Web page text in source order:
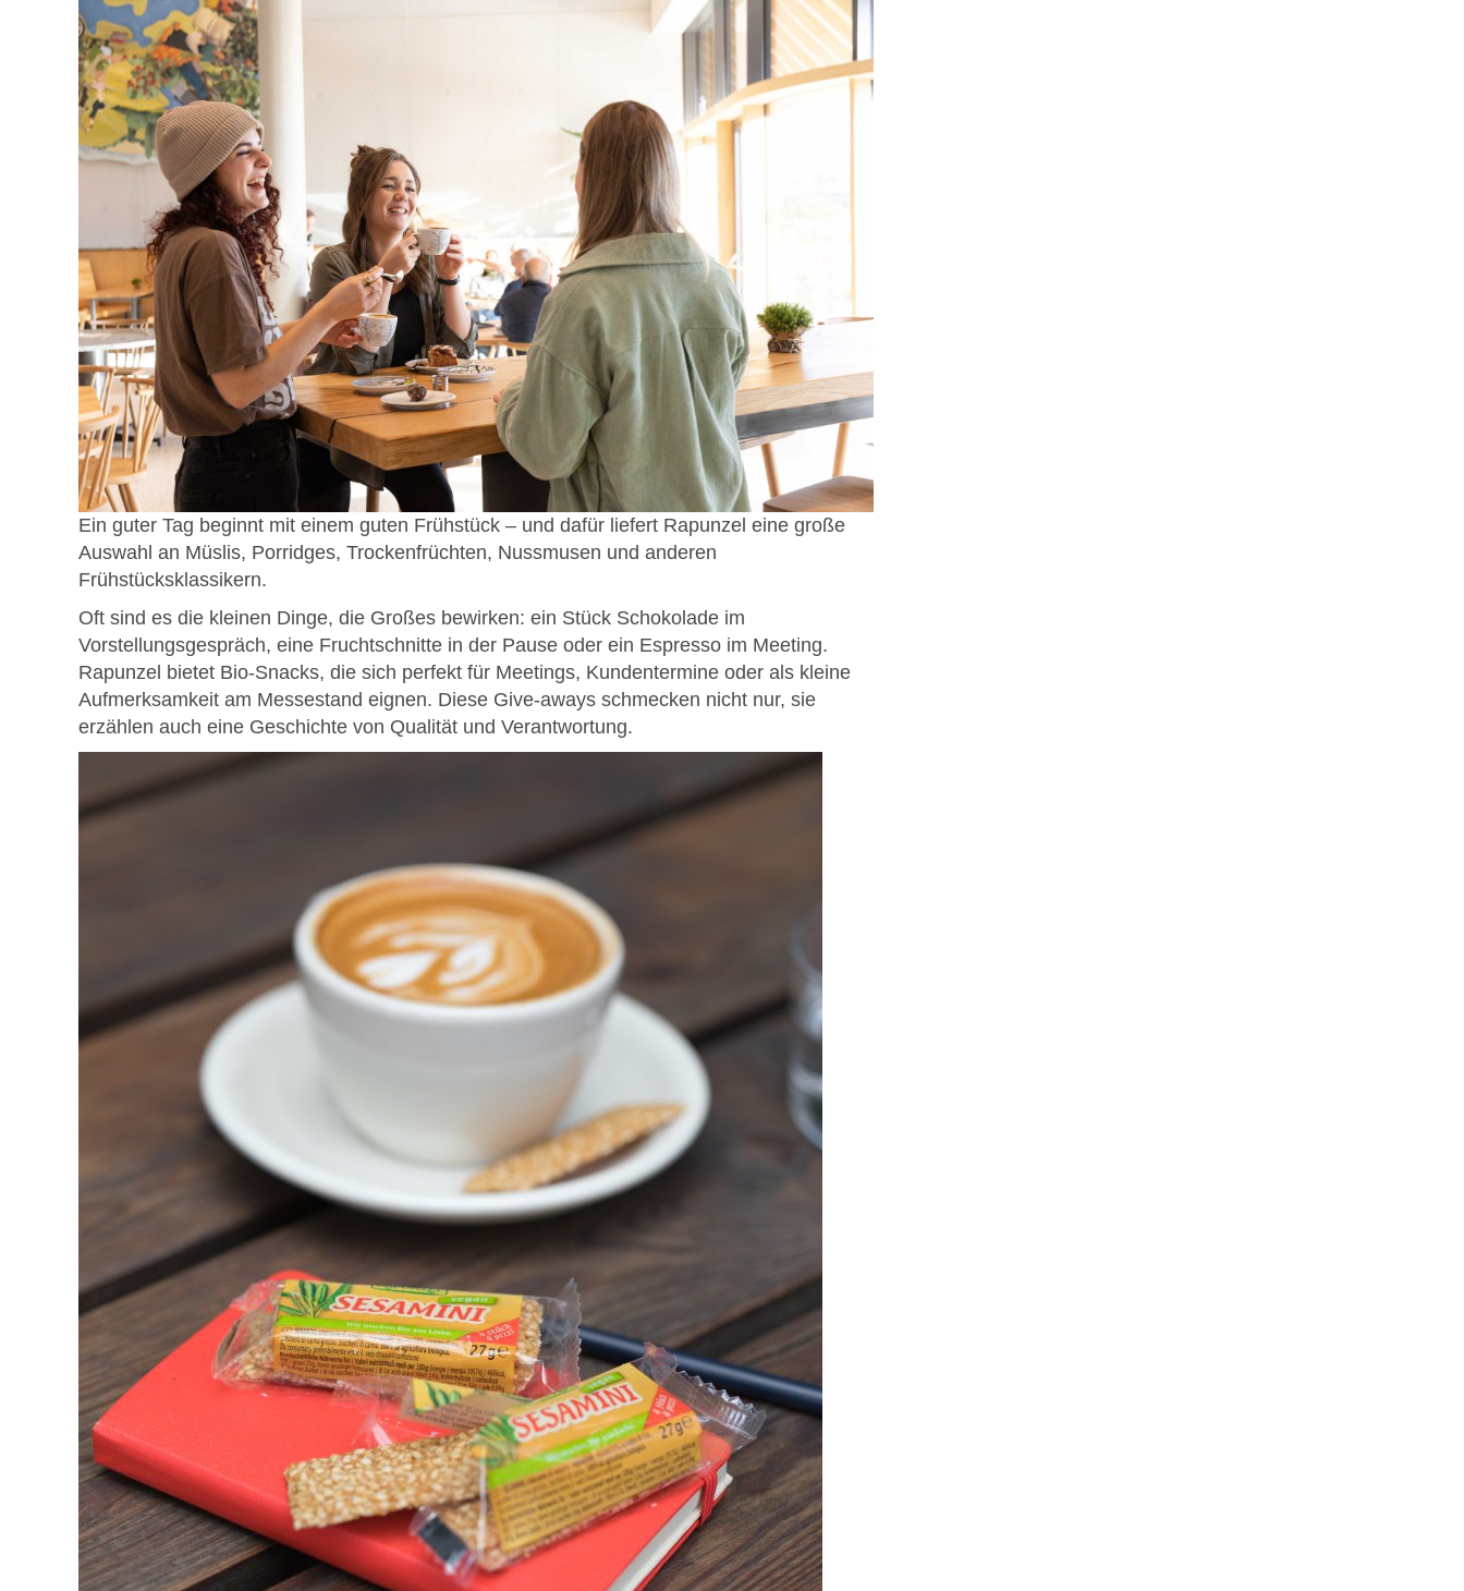
Ein guter Tag beginnt mit einem guten Frühstück – und dafür liefert Rapunzel eine große
Auswahl an Müslis, Porridges, Trockenfrüchten, Nussmusen und anderen
Frühstücksklassikern.
Oft sind es die kleinen Dinge, die Großes bewirken: ein Stück Schokolade im
Vorstellungsgespräch, eine Fruchtschnitte in der Pause oder ein Espresso im Meeting.
Rapunzel bietet Bio-Snacks, die sich perfekt für Meetings, Kundentermine oder als kleine
Aufmerksamkeit am Messestand eignen. Diese Give-aways schmecken nicht nur, sie
erzählen auch eine Geschichte von Qualität und Verantwortung.